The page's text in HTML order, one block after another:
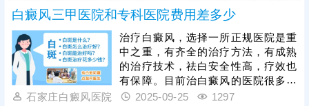
地治白癜风口碑不错的医院，获得患
者信赖。可结合自身需求、病情特点
及经济情况选择合适的医院就诊，规
范治疗，科学干预，争取早日消灭白
斑。
白癜风三甲医院和专科医院费用差多少
治疗白癜风，选择一所正规医院是重
中之重，有齐全的治疗方法，有成熟
的治疗技术，祛白安全性高，疗效也
有保障。目前治白癜风的医院很多，
有综合性的有专科医院，有中医院
石家庄白癜风医院 2025-09-25 1297